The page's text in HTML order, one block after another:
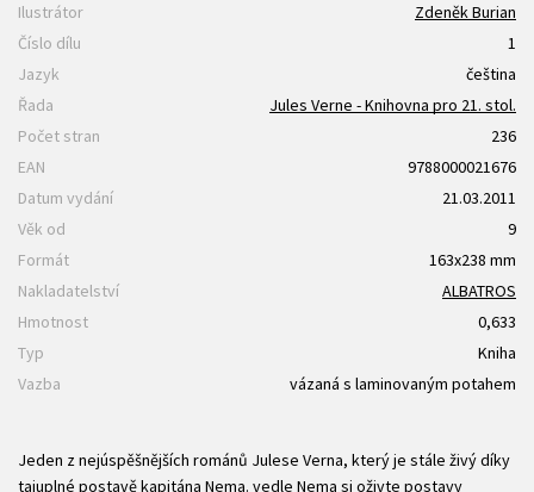
Ilustrátor
Zdeněk Burian
Číslo dílu
1
Jazyk
čeština
Řada
Jules Verne - Knihovna pro 21. stol.
Počet stran
236
EAN
9788000021676
Datum vydání
21.03.2011
Věk od
9
Formát
163x238 mm
Nakladatelství
ALBATROS
Hmotnost
0,633
Typ
Kniha
Vazba
vázaná s laminovaným potahem
Jeden z nejúspěšnějších románů Julese Verna, který je stále živý díky
tajuplné postavě kapitána Nema. vedle Nema si oživte postavy